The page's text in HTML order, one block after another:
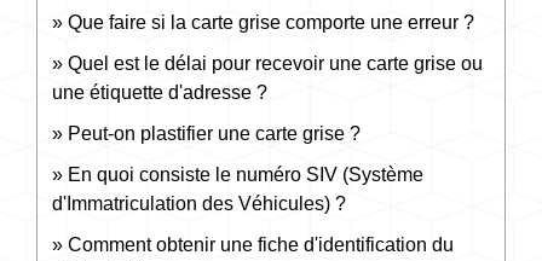
Que faire si la carte grise comporte une erreur ?
Quel est le délai pour recevoir une carte grise ou
une étiquette d'adresse ?
Peut-on plastifier une carte grise ?
En quoi consiste le numéro SIV (Système
d'Immatriculation des Véhicules) ?
Comment obtenir une fiche d'identification du